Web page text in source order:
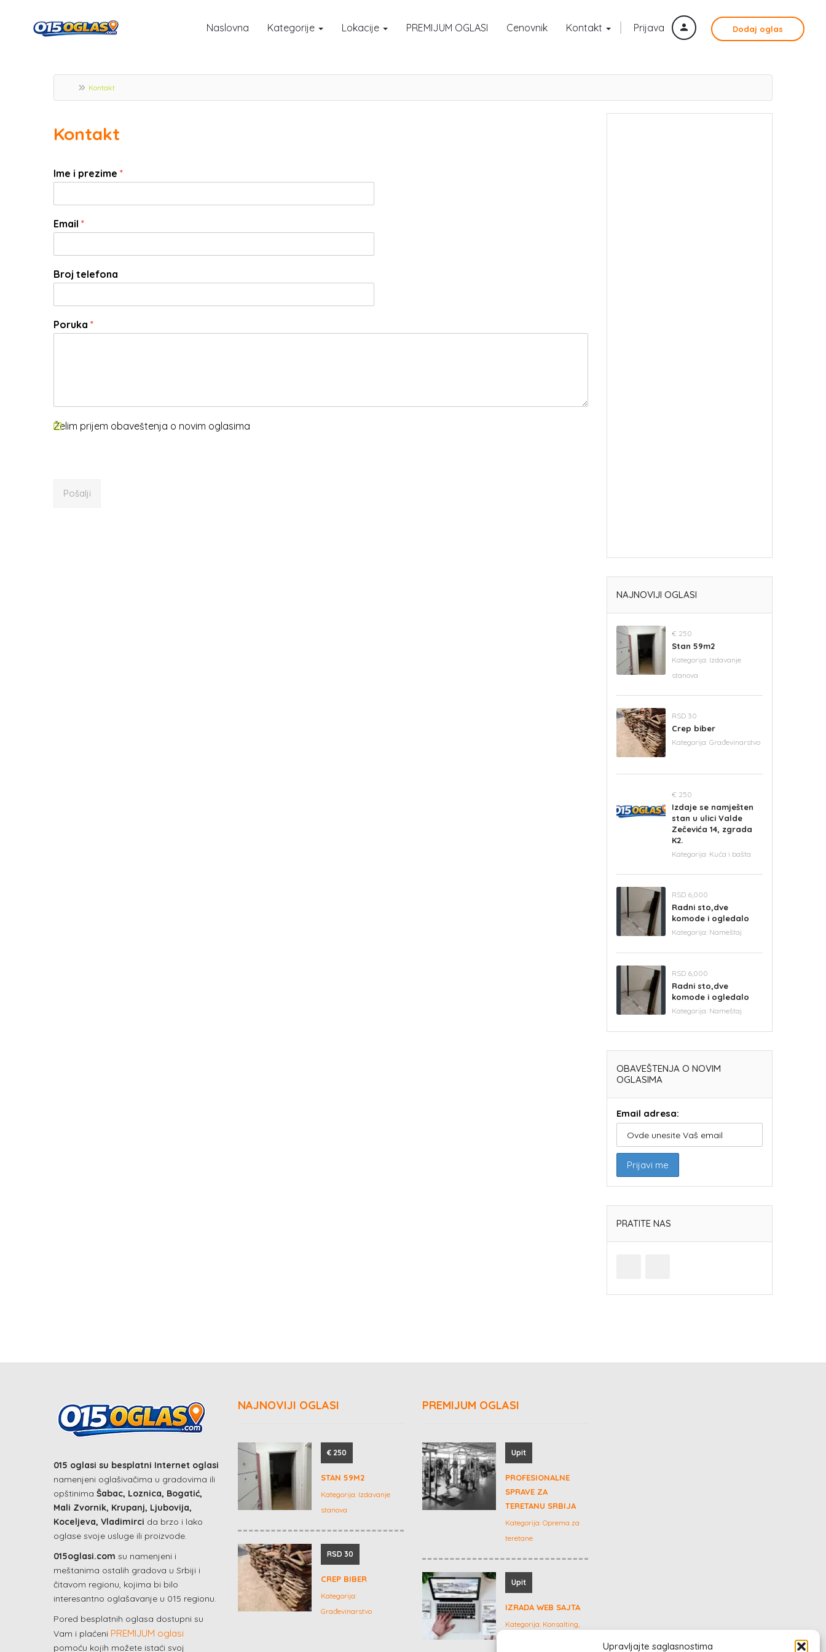
Upravljajte saglasnostima
Prijava Dodaj oglas
Naslovna Kategorije Lokacije PREMIJUM OGLASI Cenovnik Kontakt
Kontakt
Kontakt
Ime i prezime *
Email *
Broj telefona
Poruka *
Želim prijem obaveštenja o novim oglasima
Pošalji
NAJNOVIJI OGLASI
€ 250
Stan 59m2
Kategorija: Izdavanje
stanova
RSD 30
Crep biber
Kategorija: Građevinarstvo
€ 250
Izdaje se namješten
stan u ulici Valde
Zečevića 14, zgrada
K2.
Kategorija: Kuća i bašta
RSD 6,000
Radni sto,dve
komode i ogledalo
Kategorija: Nameštaj
RSD 6,000
Radni sto,dve
komode i ogledalo
Kategorija: Nameštaj
OBAVEŠTENJA O NOVIM
OGLASIMA
Email adresa:
PRATITE NAS
015 oglasi su besplatni Internet oglasi
namenjeni oglašivačima u gradovima ili
opštinima Šabac, Loznica, Bogatić,
Mali Zvornik, Krupanj, Ljubovija,
Koceljeva, Vladimirci da brzo i lako
oglase svoje usluge ili proizvode.
015oglasi.com su namenjeni i
meštanima ostalih gradova u Srbiji i
čitavom regionu, kojima bi bilo
interesantno oglašavanje u 015 regionu.
Pored besplatnih oglasa dostupni su
Vam i plaćeni PREMIJUM oglasi
pomoću kojih možete istaći svoj
NAJNOVIJI OGLASI
€ 250
STAN 59M2
Kategorija: Izdavanje
stanova
RSD 30
CREP BIBER
Kategorija:
Građevinarstvo
PREMIJUM OGLASI
Upit
PROFESIONALNE
SPRAVE ZA
TERETANU SRBIJA
Kategorija: Oprema za
teretane
Upit
IZRADA WEB SAJTA
Kategorija: Konsalting,